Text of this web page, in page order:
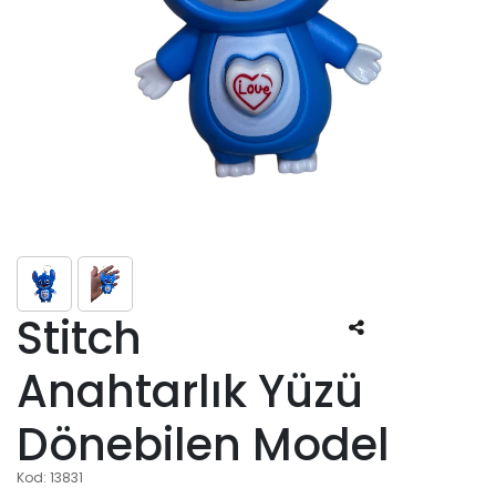
Stitch
Anahtarlık Yüzü
Dönebilen Model
Kod: 13831